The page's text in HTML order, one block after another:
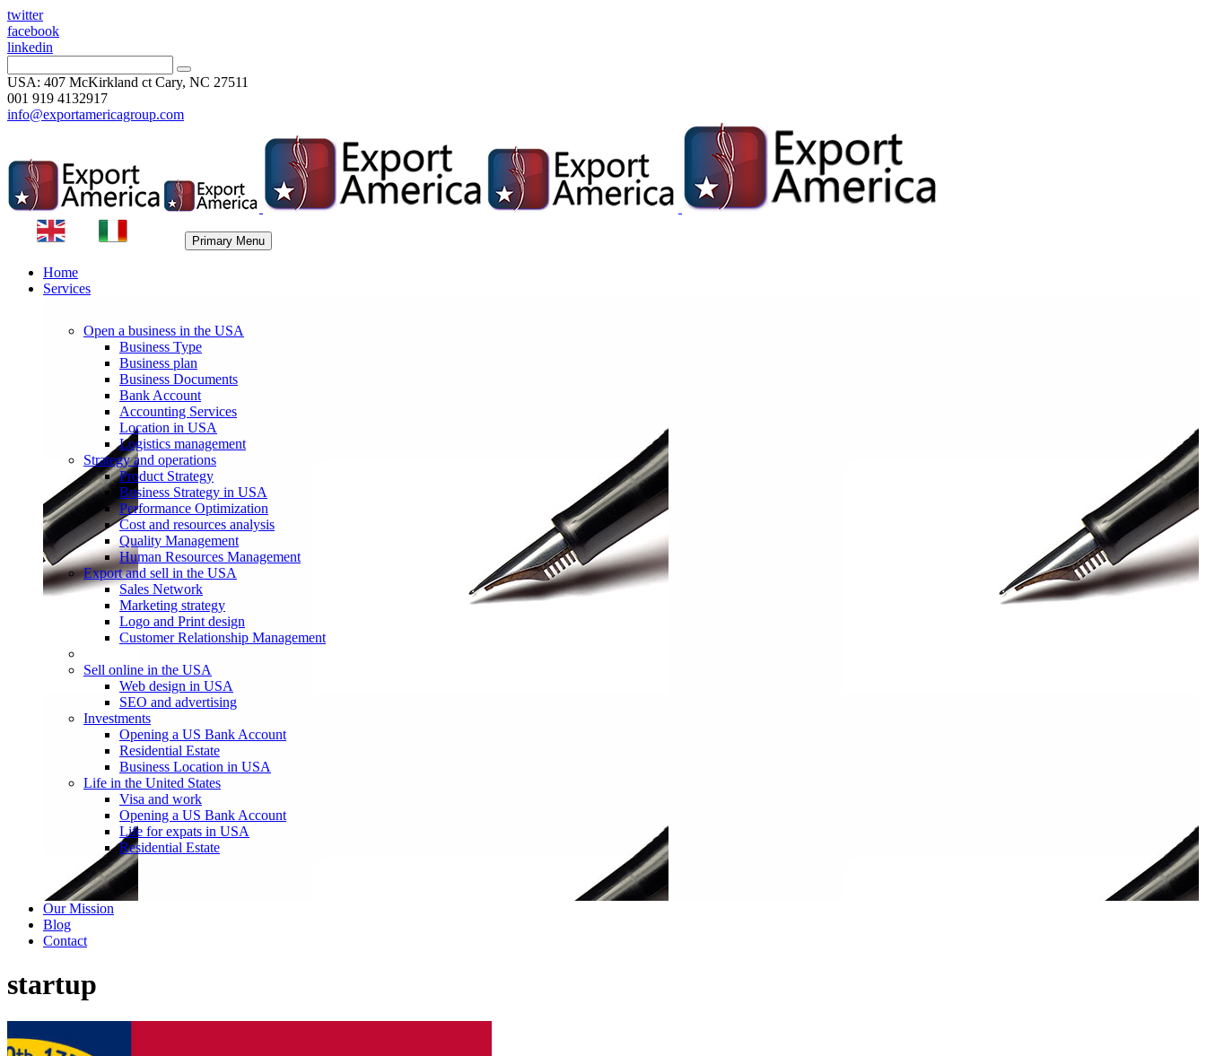
twitter
facebook
linkedin
USA: 407 McKirkland ct Cary, NC 27511
001 919 4132917
info@exportamericagroup.com
Primary Menu
Home
Services
Open a business in the USA
Business Type
Business plan
Business Documents
Bank Account
Accounting Services
Location in USA
Logistics management
Strategy and operations
Product Strategy
Business Strategy in USA
Performance Optimization
Cost and resources analysis
Quality Management
Human Resources Management
Export and sell in the USA
Sales Network
Marketing strategy
Logo and Print design
Customer Relationship Management
Sell online in the USA
Web design in USA
SEO and advertising
Investments
Opening a US Bank Account
Residential Estate
Business Location in USA
Life in the United States
Visa and work
Opening a US Bank Account
Life for expats in USA
Residential Estate
Our Mission
Blog
Contact
startup